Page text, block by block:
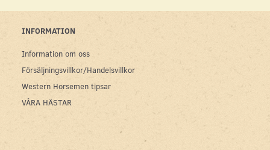
INFORMATION
Information om oss
Försäljningsvillkor/Handelsvillkor
Western Horsemen tipsar
VÅRA HÄSTAR